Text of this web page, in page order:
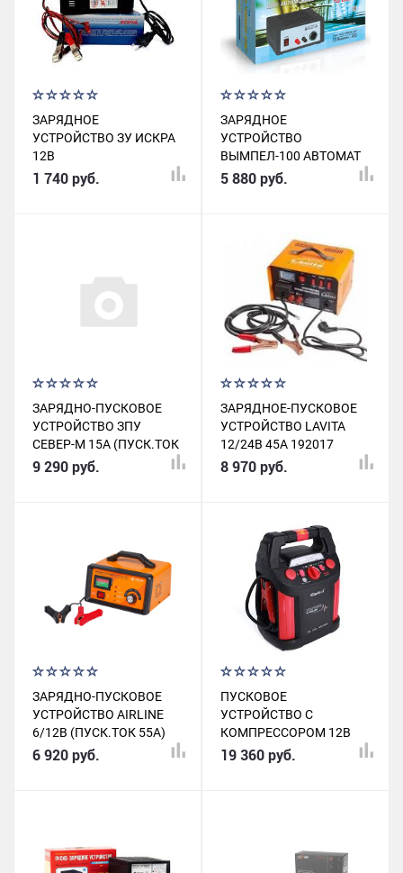
ЗАРЯДНОЕ
УСТРОЙСТВО ЗУ ИСКРА
12В
1 740 руб.
ЗАРЯДНОЕ
УСТРОЙСТВО
ВЫМПЕЛ-100 АВТОМАТ
12В 0-20А
5 880 руб.
ЗАРЯДНО-ПУСКОВОЕ
УСТРОЙСТВО ЗПУ
СЕВЕР-М 15А (ПУСК.ТОК
200А)
9 290 руб.
ЗАРЯДНОЕ-ПУСКОВОЕ
УСТРОЙСТВО LAVITA
12/24B 45A 192017
8 970 руб.
ЗАРЯДНО-ПУСКОВОЕ
УСТРОЙСТВО AIRLINE
6/12В (ПУСК.ТОК 55А)
ТРАНСФОРМАТОРНОЕ
6 920 руб.
ПУСКОВОЕ
УСТРОЙСТВО С
КОМПРЕССОРОМ 12В
20000 МАЧ 600/1200А
19 360 руб.